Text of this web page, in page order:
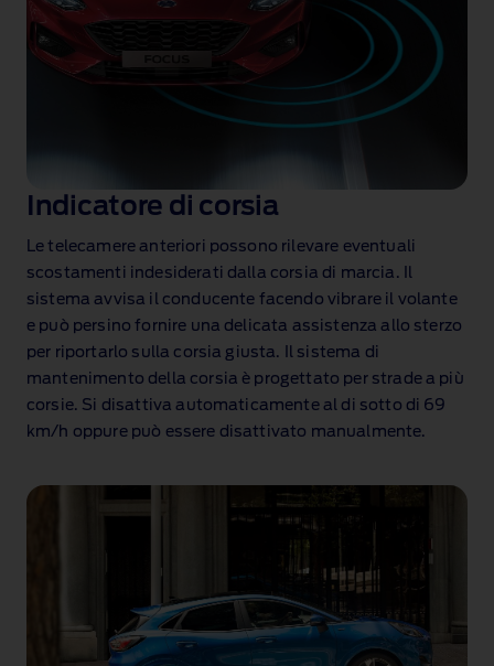
Indicatore di corsia
Le telecamere anteriori possono rilevare eventuali
scostamenti indesiderati dalla corsia di marcia. Il
sistema avvisa il conducente facendo vibrare il volante
e può persino fornire una delicata assistenza allo sterzo
per riportarlo sulla corsia giusta. Il sistema di
mantenimento della corsia è progettato per strade a più
corsie. Si disattiva automaticamente al di sotto di 69
km/h oppure può essere disattivato manualmente.